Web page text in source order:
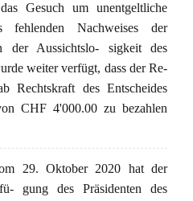
Gesuch um unentgeltliche
fehlenden Nachweises der
der Aussichtslo- sigkeit des
weiter verfügt, dass der Re-
Rechtskraft des Entscheides
CHF 4'000.00 zu bezahlen
29. Oktober 2020 hat der
gung des Präsidenten des